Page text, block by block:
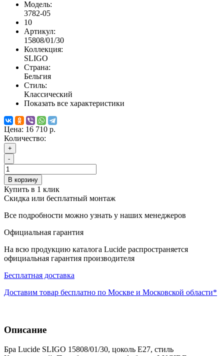
Модель:
3782-05
10
Артикул:
15808/01/30
Коллекция:
SLIGO
Страна:
Бельгия
Стиль:
Классический
Показать все характеристики
Цена: 16 710 р.
Количество:
+
-
В корзину
Купить в 1 клик
Скидка или бесплатный монтаж
Все подробности можно узнать у наших менеджеров
Официальная гарантия
На всю продукцию каталога Lucide распространяется
официальная гарантия производителя
Бесплатная доставка
Доставим товар бесплатно по Москве и Московской области*
Описание
Бра Lucide SLIGO 15808/01/30, цоколь E27, стиль